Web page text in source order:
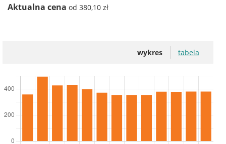
Aktualna cena od 380,10 zł
wykres tabela